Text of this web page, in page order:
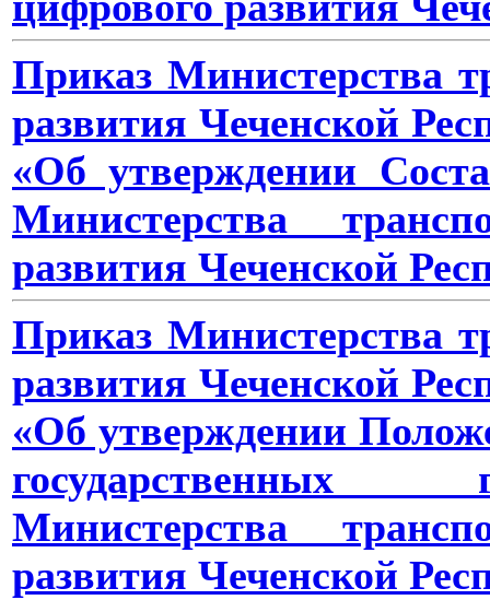
Приказ Министерства
развития Чеченской
«Об утверждении
Министерства
развития Чеченской
Приказ Министерства
развития Чеченской
«Об утверждении
государственных
Министерства
развития Чеченской